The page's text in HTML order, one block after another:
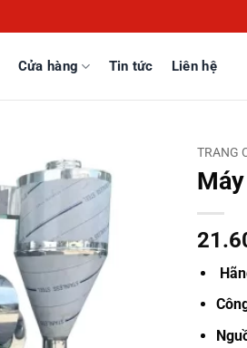
Cửa hàng Tin tức Liên hệ
TRANG